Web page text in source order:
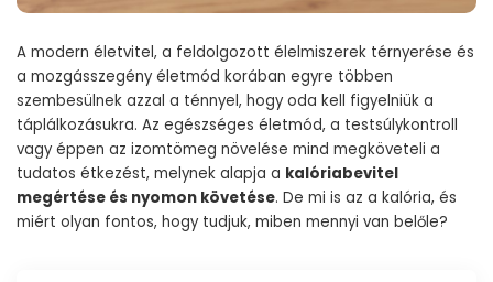
A modern életvitel, a feldolgozott élelmiszerek térnyerése és
a mozgásszegény életmód korában egyre többen
szembesülnek azzal a ténnyel, hogy oda kell figyelniük a
táplálkozásukra. Az egészséges életmód, a testsúlykontroll
vagy éppen az izomtömeg növelése mind megköveteli a
tudatos étkezést, melynek alapja a kalóriabevitel
megértése és nyomon követése. De mi is az a kalória, és
miért olyan fontos, hogy tudjuk, miben mennyi van belőle?